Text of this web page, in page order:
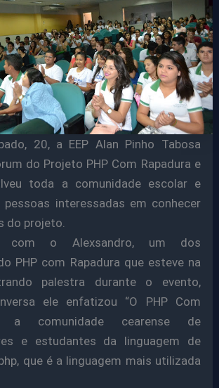
20, a EEP Alan Pinho Tabosa
do Projeto PHP Com Rapadura e
toda a comunidade escolar e
interessadas em conhecer
do projeto.
com o Alexsandro, um dos
PHP com Rapadura que esteve na
palestra durante o evento,
ele enfatizou “O PHP Com
a comunidade cearense de
e estudantes da linguagem de
que é a linguagem mais utilizada